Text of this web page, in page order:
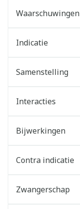
Waarschuwingen
Indicatie
Samenstelling
Interacties
Bijwerkingen
Contra indicatie
Zwangerschap